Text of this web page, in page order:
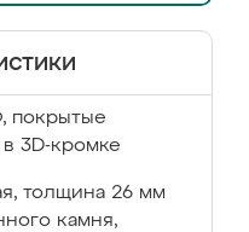
покрытые
3D-кромке
толщина 26 мм
камня,